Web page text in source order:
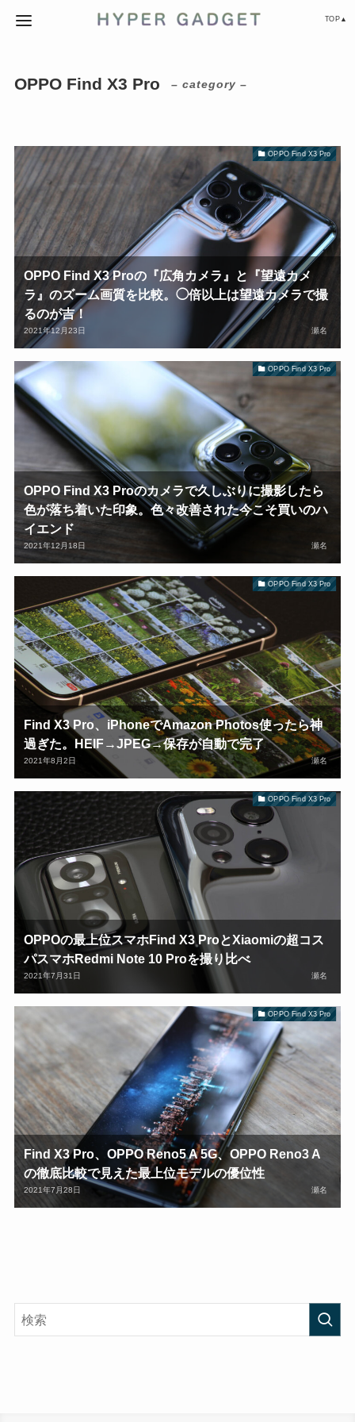
TOP▲
OPPO Find X3 Pro – category –
OPPO Find X3 Pro
OPPO Find X3 Proの『広角カメラ』と『望遠カメ
ラ』のズーム画質を比較。◯倍以上は望遠カメラで撮
るのが吉！
2021年12月23日 瀬名
OPPO Find X3 Pro
OPPO Find X3 Proのカメラで久しぶりに撮影したら
色が落ち着いた印象。色々改善された今こそ買いのハ
イエンド
2021年12月18日 瀬名
OPPO Find X3 Pro
Find X3 Pro、iPhoneでAmazon Photos使ったら神
過ぎた。HEIF→JPEG→保存が自動で完了
2021年8月2日 瀬名
OPPO Find X3 Pro
OPPOの最上位スマホFind X3 ProとXiaomiの超コス
パスマホRedmi Note 10 Proを撮り比べ
2021年7月31日 瀬名
OPPO Find X3 Pro
Find X3 Pro、OPPO Reno5 A 5G、OPPO Reno3 A
の徹底比較で見えた最上位モデルの優位性
2021年7月28日 瀬名